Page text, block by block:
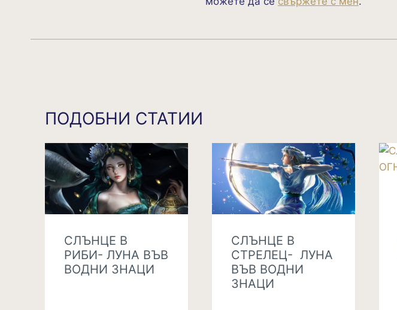
ПОДОБНИ СТАТИИ
СЛЪНЦЕ В
РИБИ- ЛУНА ВЪВ
ВОДНИ ЗНАЦИ
СЛЪНЦЕ В
СТРЕЛЕЦ- ЛУНА
ВЪВ ВОДНИ
ЗНАЦИ